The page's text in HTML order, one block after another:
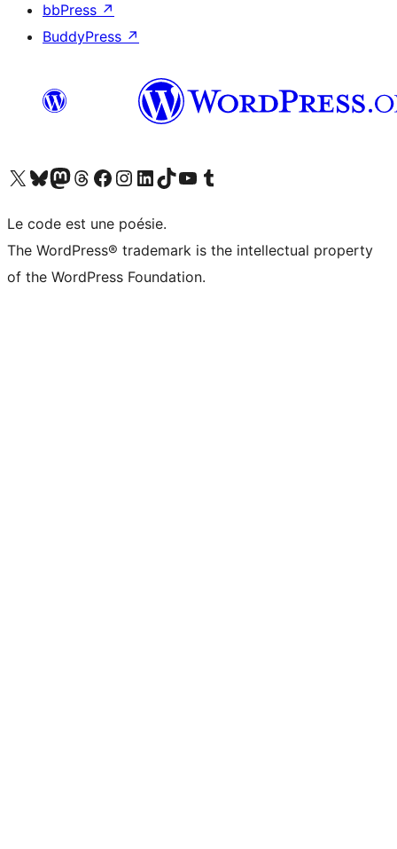
bbPress ↗
BuddyPress ↗
Visitez notre compte X (précédemment Twitter)
Visiter notre compte Bluesky
Visiter notre compte Mastodon
Visiter notre compte Threads
Consulter notre compte Facebook
Consulter notre compte Instagram
Consulter notre compte LinkedIn
Visiter notre compte TokTok
Visiter notre chaîne YouTube
Visiter notre compte Tumblr
Le code est une poésie.
The WordPress® trademark is the intellectual property
of the WordPress Foundation.